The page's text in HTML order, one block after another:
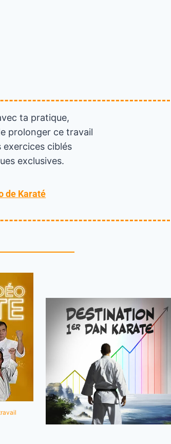
ta pratique,
prolonger ce travail
exercices ciblés
exclusives.
de Karaté